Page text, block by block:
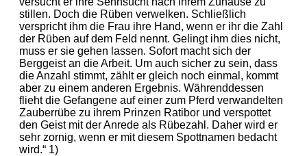
stillen. Doch die Rüben verwelken. Schließlich
verspricht ihm die Frau ihre Hand, wenn er ihr die Zahl
der Rüben auf dem Feld nennt. Gelingt ihm dies nicht,
muss er sie gehen lassen. Sofort macht sich der
Berggeist an die Arbeit. Um auch sicher zu sein, dass
die Anzahl stimmt, zählt er gleich noch einmal, kommt
aber zu einem anderen Ergebnis. Währenddessen
flieht die Gefangene auf einer zum Pferd verwandelten
Zauberrübe zu ihrem Prinzen Ratibor und verspottet
den Geist mit der Anrede als Rübezahl. Daher wird er
sehr zornig, wenn er mit diesem Spottnamen bedacht
wird.“ 1)